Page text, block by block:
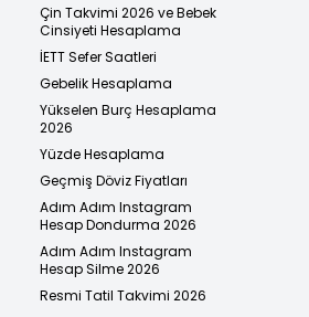
Çin Takvimi 2026 ve Bebek
Cinsiyeti Hesaplama
İETT Sefer Saatleri
Gebelik Hesaplama
Yükselen Burç Hesaplama
2026
Yüzde Hesaplama
Geçmiş Döviz Fiyatları
Adım Adım Instagram
Hesap Dondurma 2026
Adım Adım Instagram
Hesap Silme 2026
Resmi Tatil Takvimi 2026